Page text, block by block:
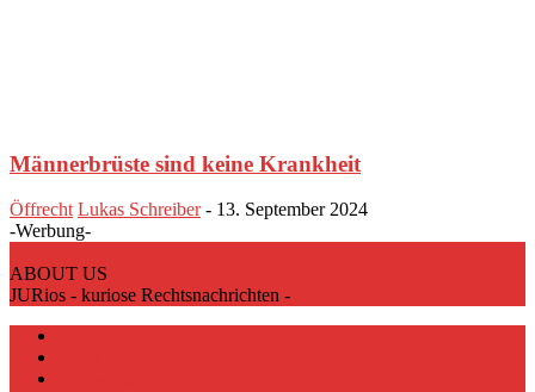
Männerbrüste sind keine Krankheit
Öffrecht Lukas Schreiber - 13. September 2024
-Werbung-
ABOUT US
JURios - kuriose Rechtsnachrichten -